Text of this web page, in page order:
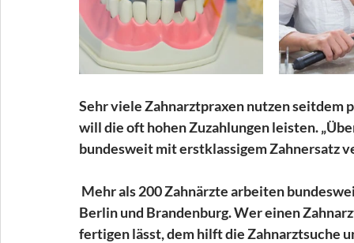
Sehr viele Zahnarztpraxen nutzen
will die oft hohen Zuzahlungen leisten.
bundesweit mit erstklassigem Zahnersatz
Berlin und Brandenburg. Wer einen
fertigen lässt, dem hilft die Zahnarztsuche